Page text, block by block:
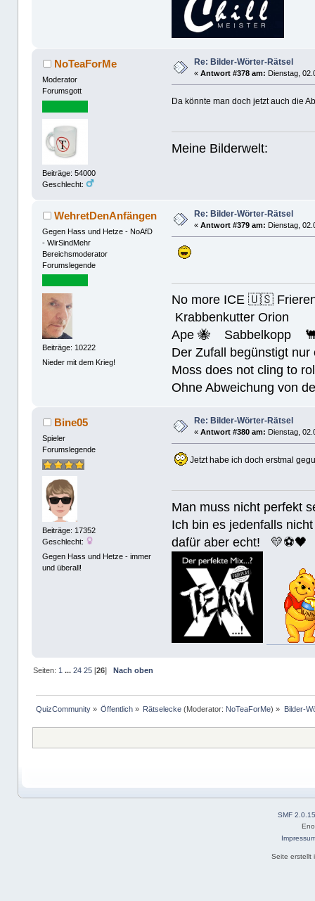
NoTeaForMe
Moderator
Forumsgott
Beiträge: 54000
Geschlecht:
Re: Bilder-Wörter-Rätsel
«Antwort #378 am: Dienstag,
Da könnte man doch jetzt auch die
Meine Bilderwelt:
WehretDenAnfängen
Gegen Hass und Hetze - NoAfD
- WirSindMehr
Bereichsmoderator
Forumslegende
Beiträge: 10222
Nieder mit dem Krieg!
Re: Bilder-Wörter-Rätsel
«Antwort #379 am: Dienstag,
No more ICE 🇺🇸
Krabbenkutter Orion
Ape 🐝 Sabbelkopp
Der Zufall begünstigt
Moss does not cling to
Ohne Abweichung von
Bine05
Spieler
Forumslegende
Beiträge: 17352
Geschlecht:
Gegen Hass und Hetze - immer
und überall!
Re: Bilder-Wörter-Rätsel
«Antwort #380 am: Dienstag,
Jetzt habe ich doch erstmal
Man muss nicht
Ich bin es jedenfalls
dafür aber echt! 💛⚽️🖤
Seiten: 1 ... 24 25[26] Nach oben
QuizCommunity» Öffentlich » Rätselecke (Moderator: NoTeaForMe) » Bilder-
SMF 2.0.15
Seite erstellt